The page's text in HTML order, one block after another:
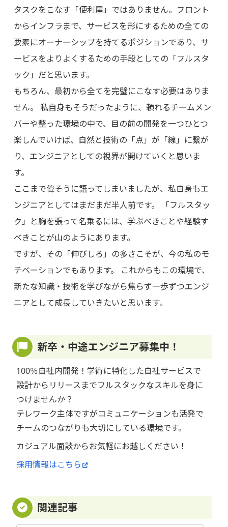
タスクをこなす「便利屋」ではありません。フロント
からインフラまで、サービスを形にするための全ての
要素にオーナーシップを持てるポジションであり、サ
ービスをよりよくするための手段としての「フルスタ
ック」だと思います。
もちろん、最初から全てを完璧にこなす必要はありま
せん。 私自身もそうだったように、頼れるチームメン
バーや整った環境の中で、目の前の開発を一つひとつ
楽しんでいけば、自然と技術の「点」が「線」に繋が
り、エンジニアとしての視界が開けていくと思いま
す。
ここまで偉そうに語ってしまいましたが、私自身もエ
ンジニアとしてはまだまだ半人前です。 「フルスタッ
ク」と胸を張って名乗るには、学ぶべきことや経験す
べきことが山のようにあります。
ですが、その「伸びしろ」の多さこそが、今の私のモ
チベーションでもあります。 これからもこの環境で、
新たな知識・技術を学びながら焦らず一歩ずつエンジ
ニアとして成長していきたいと思います。
新卒・中途エンジニア募集中！
100％自社内開発！学術に特化した自社サービスで
設計からリリースまでフルスタックなスキルを身に
つけませんか？
テレワーク主体ですがコミュニケーションも活発で
チームのつながりも大切にしている環境です。
カジュアル面談からお気軽にお越しください！
採用情報はこちら
関連記事